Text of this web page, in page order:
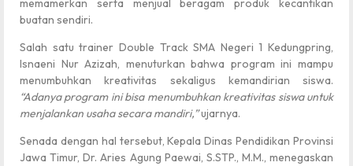
memamerkan serta menjual beragam produk kecantikan
buatan sendiri.
Salah satu trainer Double Track SMA Negeri 1 Kedungpring,
Isnaeni Nur Azizah, menuturkan bahwa program ini mampu
menumbuhkan kreativitas sekaligus kemandirian siswa.
“Adanya program ini bisa menumbuhkan kreativitas siswa untuk
menjalankan usaha secara mandiri,”ujarnya.
Senada dengan hal tersebut, Kepala Dinas Pendidikan Provinsi
Jawa Timur, Dr. Aries Agung Paewai, S.STP., M.M., menegaskan